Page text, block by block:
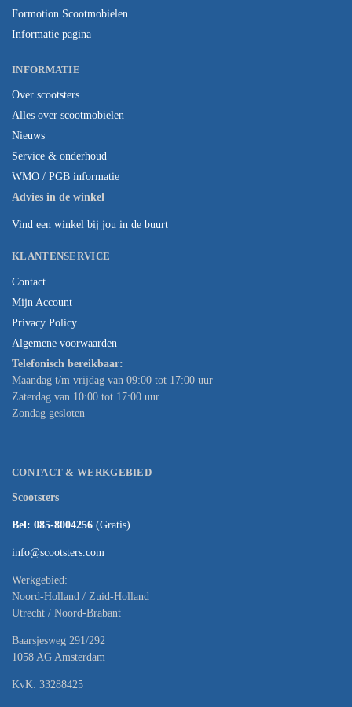
Formotion Scootmobielen
Informatie pagina
INFORMATIE
Over scootsters
Alles over scootmobielen
Nieuws
Service & onderhoud
WMO / PGB informatie
Advies in de winkel
Vind een winkel bij jou in de buurt
KLANTENSERVICE
Contact
Mijn Account
Privacy Policy
Algemene voorwaarden
Telefonisch bereikbaar:
Maandag t/m vrijdag van 09:00 tot 17:00 uur
Zaterdag van 10:00 tot 17:00 uur
Zondag gesloten
CONTACT & WERKGEBIED
Scootsters
Bel: 085-8004256 (Gratis)
info@scootsters.com
Werkgebied:
Noord-Holland / Zuid-Holland
Utrecht / Noord-Brabant
Baarsjesweg 291/292
1058 AG Amsterdam
KvK: 33288425